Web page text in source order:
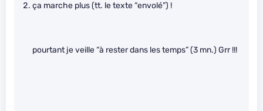
ça marche plus (tt. le texte “envolé”) !
pourtant je veille “à rester dans les temps” (3 mn.) Grr !!!